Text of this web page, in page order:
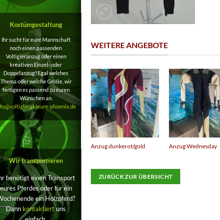
WEITERE ANGEBOTE
Anzug dunkerot/gold Anzug Wednesday
ZURÜCK ZUR ÜBERSICHT
Kostümgestaltung
Ihr sucht für eure Mannschaft
noch einen passenden
Voltigieranzug oder einen
kreativen Einzel- oder
Doppelanzug? Egal welches
Thema oder welche Größe, wir
fertigen es passend zu euren
Wünschen an.
phoenix.de
Wir transportieren
benötigt einen Transport
eures Pferdes oder für ein
ein Holzpferd?
Dannkontaktiertuns